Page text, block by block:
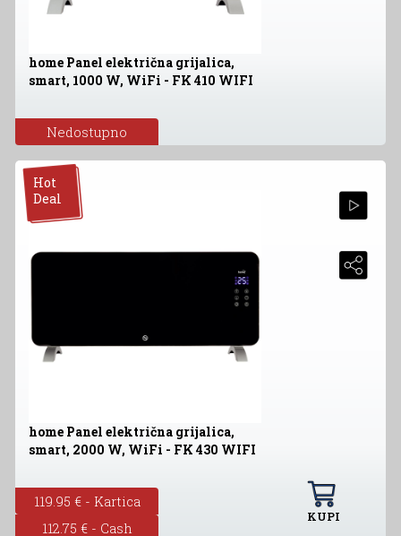
home Panel električna grijalica,
smart, 1000 W, WiFi - FK 410 WIFI
Nedostupno
Hot
Deal
home Panel električna grijalica,
smart, 2000 W, WiFi - FK 430 WIFI
119.95 € - Kartica
112.75 € - Cash
KUPI